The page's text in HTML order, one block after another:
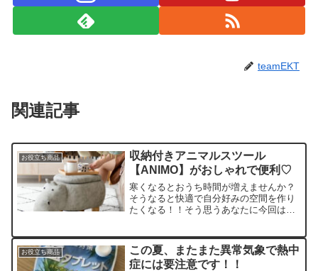
teamEKT
関連記事
お役立ち商品
収納付きアニマルスツール
【ANIMO】がおしゃれで便利♡
寒くなるとおうち時間が増えませんか？
そうなると快適で自分好みの空間を作り
たくなる！！そう思うあなたに今回はお
ンプルな感じをお好みの方にはガッツリ
心を掴みます♪用途は...
お役立ち商品
この夏、またまた異常気象で熱中
症には要注意です！！